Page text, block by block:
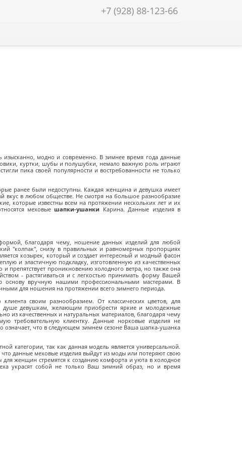
+7 (928) 88-123-66
изысканно, модно и современно. В зимнее время года данные
куртки, шубы и полушубки, немало важную роль играют
пика своей популярности и востребованности не только
ранее были недоступны. Каждая женщина и девушка имеет
вкус в любом обществе. Не смотря на большое разнообразие
которые известны всем на протяжении нескольких лет и их
меховыешапки-ушанки Карина. Данные изделия в
благодаря чему, ношение данных изделий для любой
"колпак", снизу в правильных и равномерных пропорциях
козырек, который и создает интересный и модный фасон
и эластичную подкладку, изготовленную из качественных
препятствует проникновению холодного ветра, но также она
- растягиваться и с легкостью принимать форму Вашей
основу вручную нашими профессиональными мастерами. В
для ношения на протяжении всего зимнего периода.
своим разнообразием. От классических цветов, для
душе девушкам, желающим приобрести яркие и молодежные
из качественных и натуральных материалов, благодаря чему
требовательную клиентку. Данные норковые изделия не
означает, что в следующем зимнем сезоне Ваша шапка-ушанка
категории, так как данная модель является универсальной.
данные меховые изделия выйдут из моды или потеряют свою
женщин стремятся к созданию комфорта и уюта в холодное
украсят собой не только Ваш зимний образ, но и время